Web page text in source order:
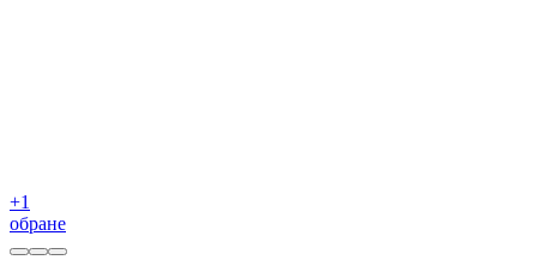
+1
обране